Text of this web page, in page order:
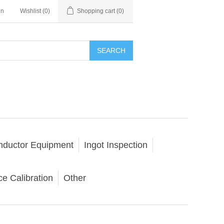
Wishlist (0) Shopping cart (0)
SEARCH
Equipment Ingot Inspection
Calibration Other